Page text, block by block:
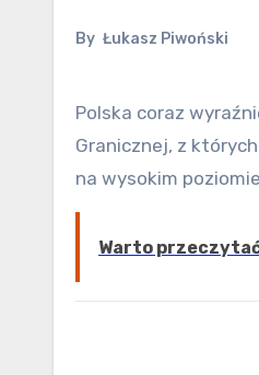
By Łukasz Piwoński
Polska coraz wyraźniej staje się krajem docelowym dla migrantów zarobkowych. Potwierdzają to dane Straży
Granicznej, z
na wysokim
Warto